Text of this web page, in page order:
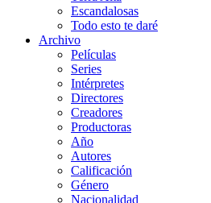
Escandalosas
Todo esto te daré
Archivo
Películas
Series
Intérpretes
Directores
Creadores
Productoras
Año
Autores
Calificación
Género
Nacionalidad